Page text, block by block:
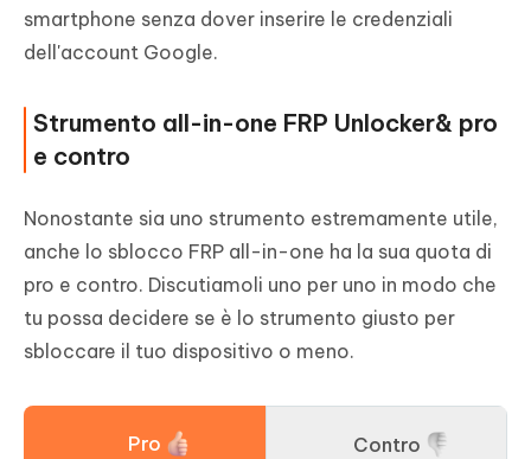
smartphone senza dover inserire le credenziali
dell'account Google.
Strumento all-in-one FRP Unlocker& pro
e contro
Nonostante sia uno strumento estremamente utile,
anche lo sblocco FRP all-in-one ha la sua quota di
pro e contro. Discutiamoli uno per uno in modo che
tu possa decidere se è lo strumento giusto per
sbloccare il tuo dispositivo o meno.
Pro Contro